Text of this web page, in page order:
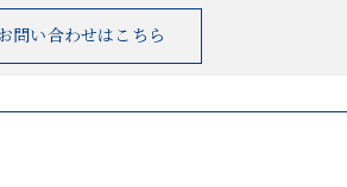
問い合わせはこちら